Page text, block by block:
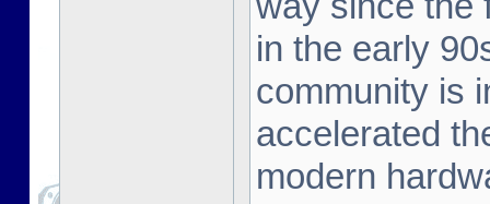
in the early
community is
accelerated
modern